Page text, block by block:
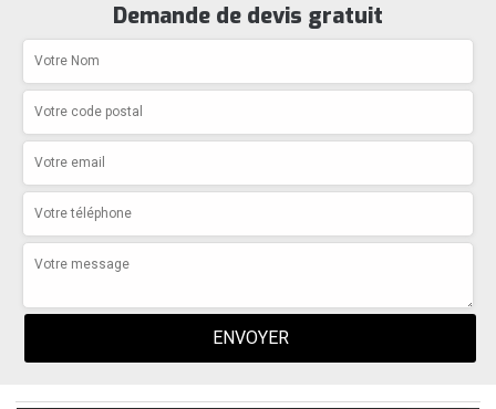
Demande de devis gratuit